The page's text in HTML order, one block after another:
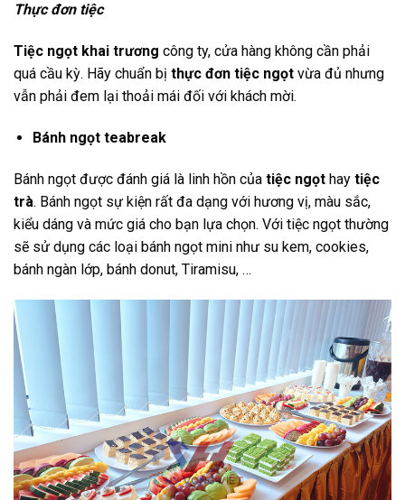
Thực đơn tiệc
Tiệc ngọt khai trương công ty, cửa hàng không cần phải
quá cầu kỳ. Hãy chuẩn bị thực đơn tiệc ngọt vừa đủ nhưng
vẫn phải đem lại thoải mái đối với khách mời.
Bánh ngọt teabreak
Bánh ngọt được đánh giá là linh hồn của tiệc ngọt hay tiệc
trà. Bánh ngọt sự kiện rất đa dạng với hương vị, màu sắc,
kiểu dáng và mức giá cho bạn lựa chọn. Với tiệc ngọt thường
sẽ sử dụng các loại bánh ngọt mini như su kem, cookies,
bánh ngàn lớp, bánh donut, Tiramisu, …